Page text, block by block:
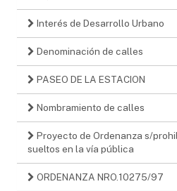
Interés de Desarrollo Urbano
Denominación de calles
PASEO DE LA ESTACION
Nombramiento de calles
Proyecto de Ordenanza s/
sueltos en la vía pública
ORDENANZA NRO.10275/97